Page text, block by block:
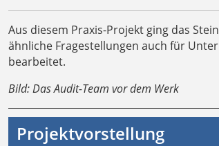
Aus diesem Praxis-Projekt ging das
ähnliche Fragestellungen auch für
bearbeitet.
Bild: Das Audit-Team vor dem Werk
Projektvorstellung